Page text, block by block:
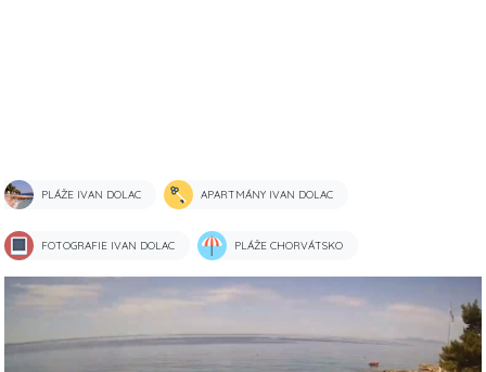
PLÁŽE IVAN DOLAC APARTMÁNY IVAN DOLAC
FOTOGRAFIE IVAN DOLAC PLÁŽE CHORVÁTSKO